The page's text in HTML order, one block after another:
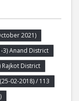
2021)
3) Anand District
Rajkot District
02-2018) / 113